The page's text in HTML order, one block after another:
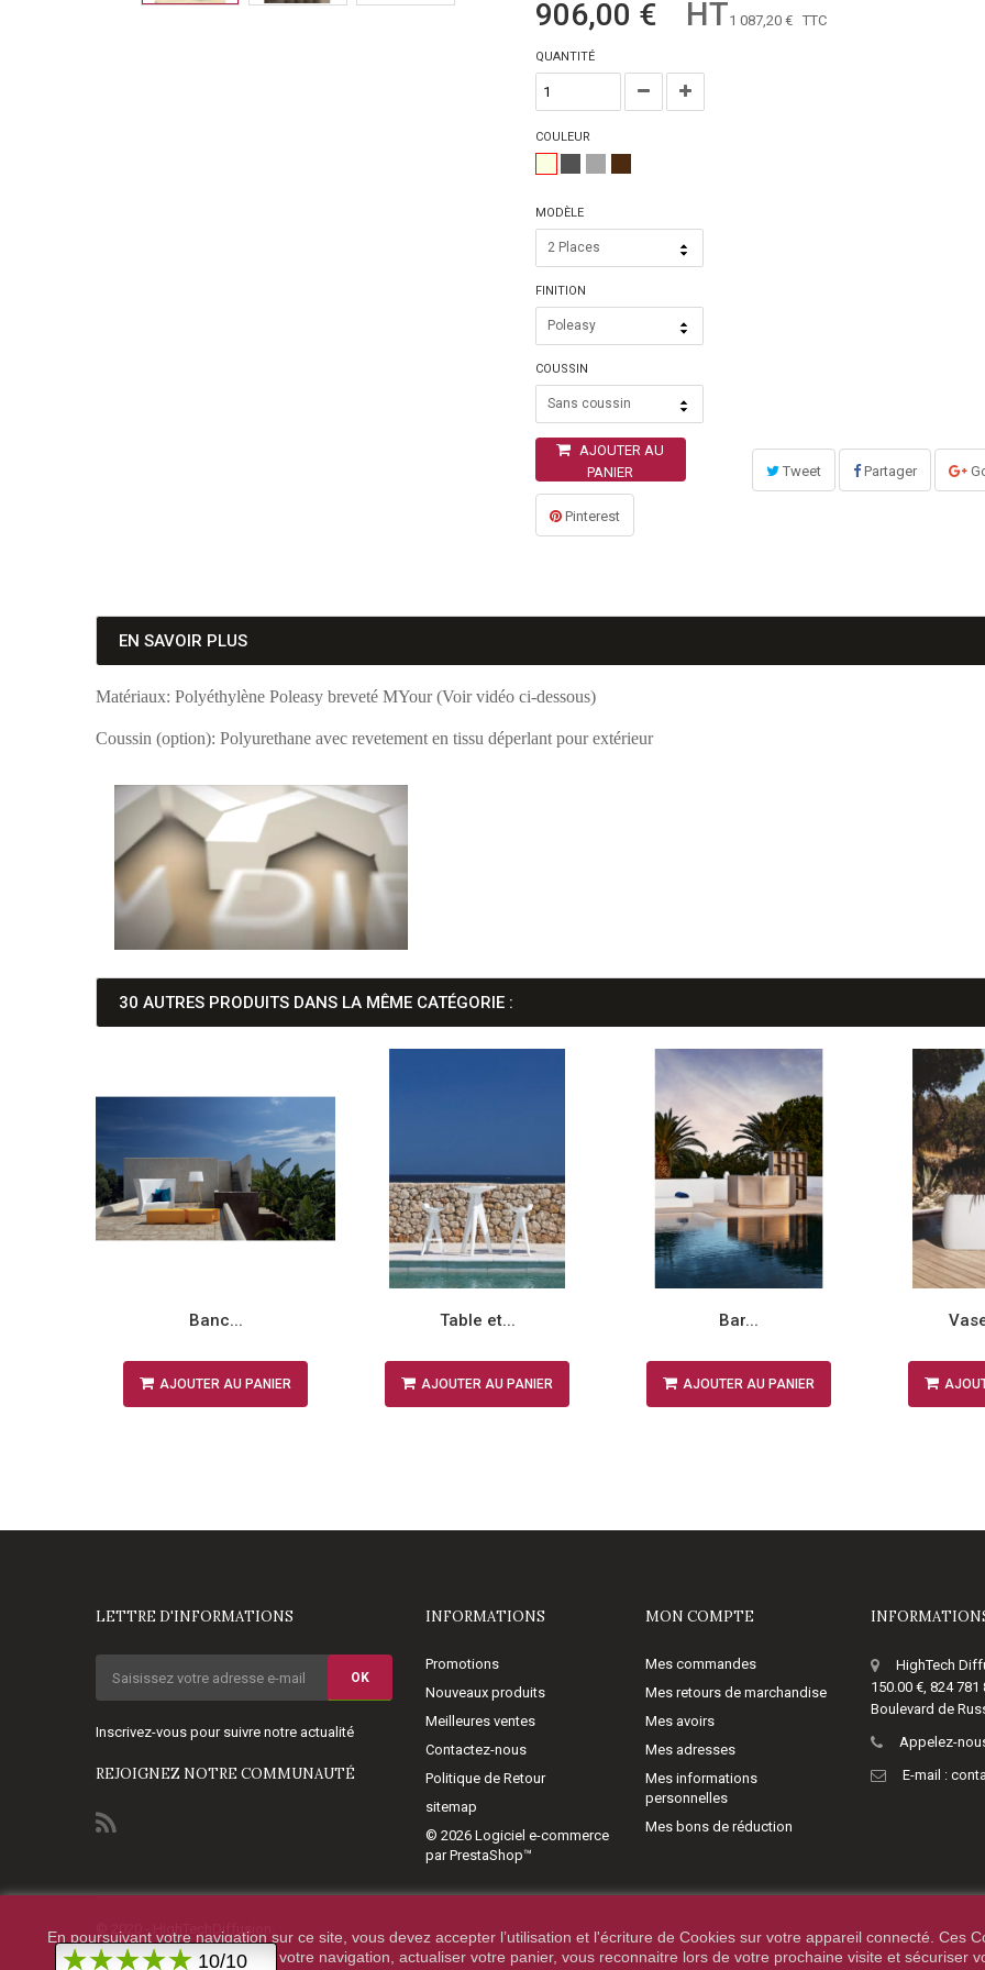
906,00 € HT1 087,20 €TTC
QUANTITÉ
COULEUR
MODÈLE
2 Places
FINITION
Poleasy
COUSSIN
Sans coussin
AJOUTER AU
PANIER
Tweet Partager
Pinterest
EN SAVOIR PLUS
Matériaux: Polyéthylène Poleasy breveté MYour (Voir vidéo ci-dessous)
Coussin (option): Polyurethane avec revetement en tissu déperlant pour extérieur
30 AUTRES PRODUITS DANS LA MÊME CATÉGORIE :
Banc...
AJOUTER AU PANIER
Table et...
AJOUTER AU PANIER
Bar...
AJOUTER AU PANIER
LETTRE D'INFORMATIONS
OK
Inscrivez-vous pour suivre notre actualité
REJOIGNEZ NOTRE COMMUNAUTÉ
INFORMATIONS
Promotions
Nouveaux produits
Meilleures ventes
Contactez-nous
Politique de Retour
sitemap
© 2026 Logiciel e-commerce
par PrestaShop™
MON COMPTE
Mes commandes
Mes retours de marchandise
Mes avoirs
Mes adresses
Mes informations
personnelles
Mes bons de réduction
HighTech
150.00 €, 824 781
Boulevard de
Appelez-
E-mail :
En poursuivant votre navigation sur ce site, vous devez accepter l’utilisation et l'écriture de Cookies sur votre appareil connecté. Ces
votre navigation, actualiser votre panier, vous reconnaitre lors de votre prochaine visite et sécuriser
© 2020 - HighTechDiffusion.